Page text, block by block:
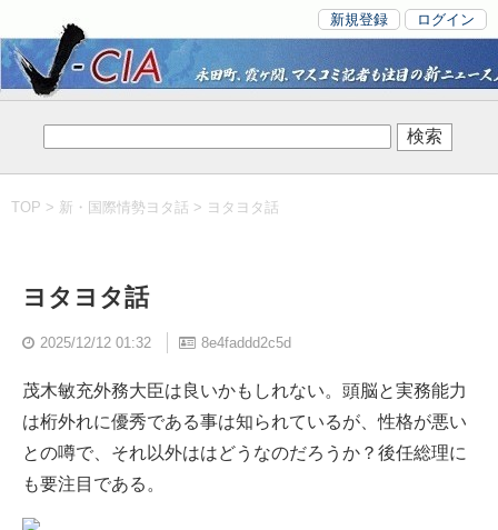
新規登録 ログイン
TOP > 新・国際情勢ヨタ話 > ヨタヨタ話
ヨタヨタ話
2025/12/12 01:32 8e4faddd2c5d
茂木敏充外務大臣は良いかもしれない。頭脳と実務能力
は桁外れに優秀である事は知られているが、性格が悪い
との噂で、それ以外ははどうなのだろうか？後任総理に
も要注目である。